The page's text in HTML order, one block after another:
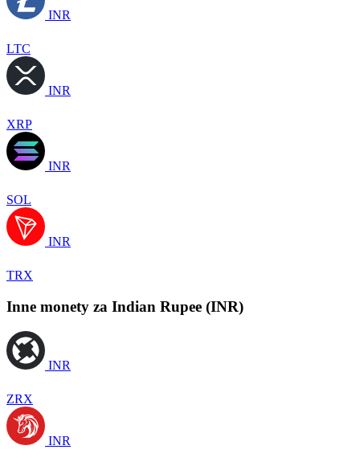
INR
LTC
INR
XRP
INR
SOL
INR
TRX
Inne monety za Indian Rupee (INR)
INR
ZRX
INR